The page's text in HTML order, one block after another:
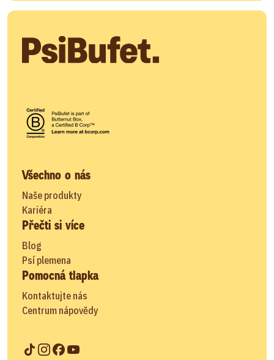
Všechno o nás
Naše produkty
Kariéra
Přečti si více
Blog
Psí plemena
Pomocná tlapka
Kontaktujte nás
Centrum nápovědy